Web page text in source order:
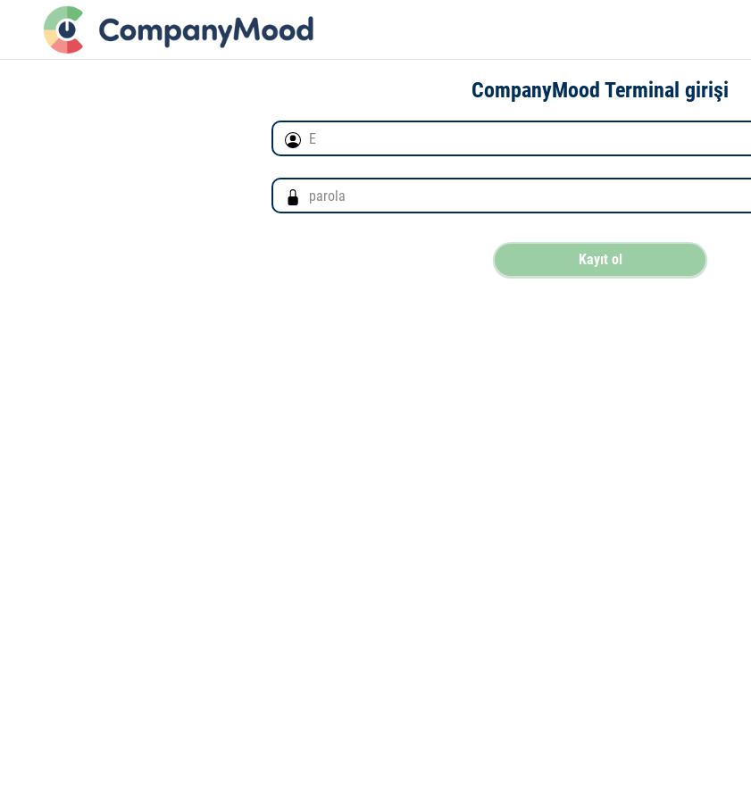
CompanyMood Terminal girişi